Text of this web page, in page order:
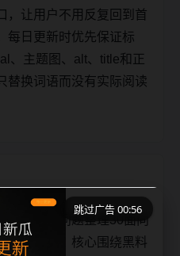
，让用户不用反复回到首
每日更新时优先保证标
、主题图、alt、title和正
替换词语而没有实际阅读
更新相关问题整理30面向
场景整理，核心围绕黑料
跳过广告 00:56